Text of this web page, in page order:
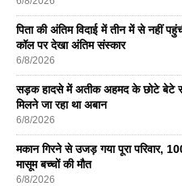
पिता की अंतिम विदाई में तीन में से नहीं
कॉल पर देखा अंतिम संस्कार
6/8/2026
सड़क हादसे में अतीक अहमद के छोटे बेटे
मिलने जा रहा था अबान
6/8/2026
मकान गिरने से उजड़ गया पूरा परिवार,
मासूम बच्चों की मौत
6/8/2026